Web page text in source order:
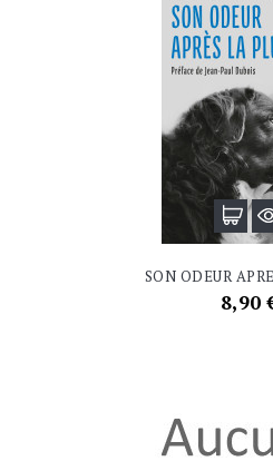
SON ODEUR
Prix
8,90